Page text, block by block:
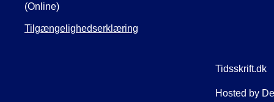
(Online)
Tilgængelighedserklæring